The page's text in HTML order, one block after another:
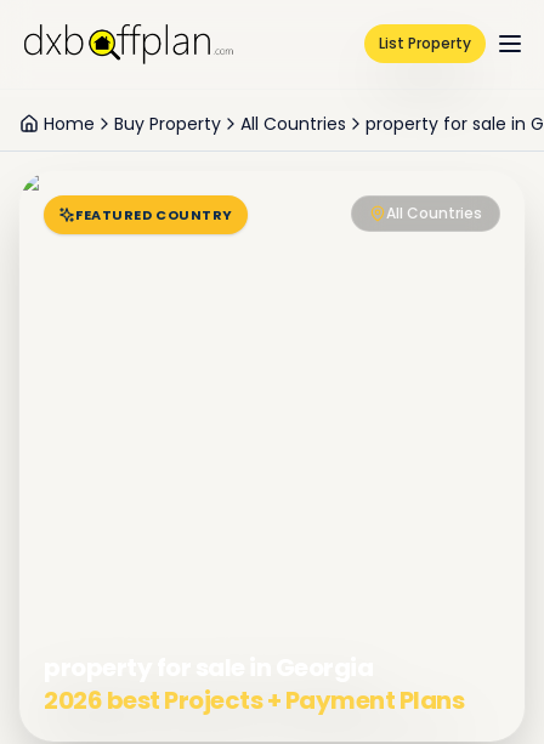
List Property
Home Buy Property All Countries property for sale in
FEATURED COUNTRY All Countries
2026 best Projects + Payment Plans